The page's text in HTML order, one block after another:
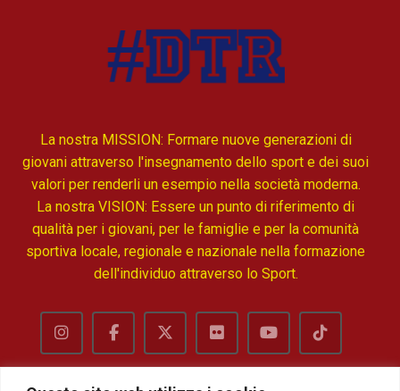
La nostra MISSION: Formare nuove generazioni di
giovani attraverso l'insegnamento dello sport e dei suoi
valori per renderli un esempio nella società moderna.
La nostra VISION: Essere un punto di riferimento di
qualità per i giovani, per le famiglie e per la comunità
sportiva locale, regionale e nazionale nella formazione
dell'individuo attraverso lo Sport.